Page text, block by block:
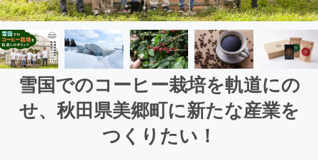
雪国でのコーヒー栽培を軌道にの
せ、秋田県美郷町に新たな産業を
つくりたい！